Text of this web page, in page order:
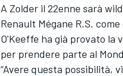
MONOPOSTO
A Zolder il 22enne sarà
Renault Mégane R.S.
O'Keeffe ha già provato la
per prendere parte al
“Avere questa possibilità,